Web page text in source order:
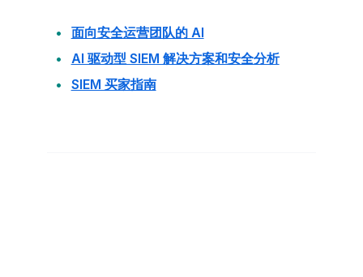
面向安全运营团队的 AI
AI 驱动型 SIEM 解决方案和安全分析
SIEM 买家指南